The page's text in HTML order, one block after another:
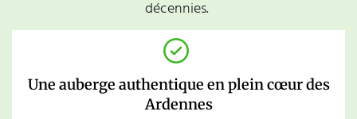
décennies.
Une auberge authentique en plein cœur des
Ardennes